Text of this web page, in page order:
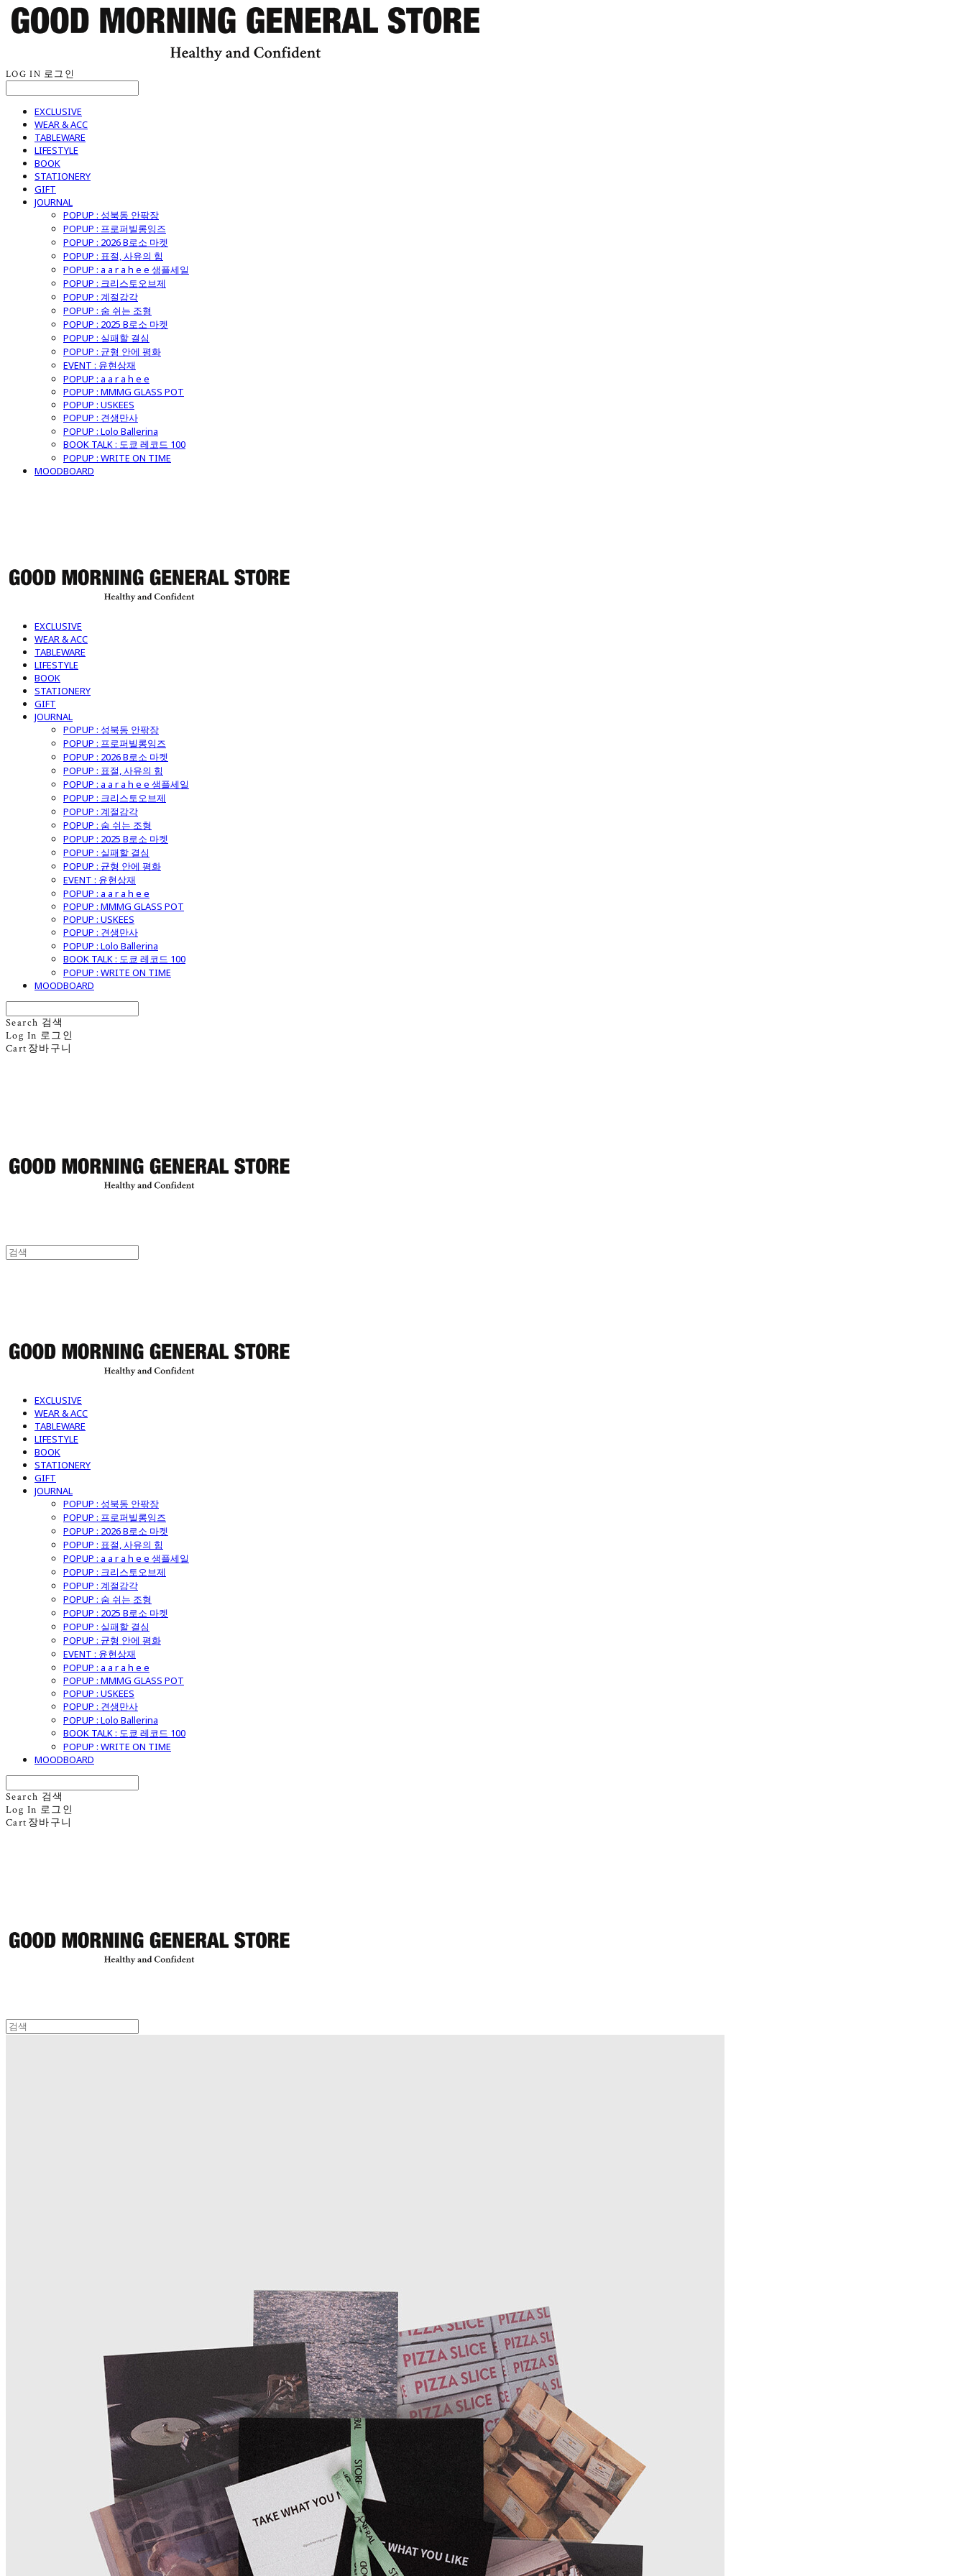
LOG IN 로그인
EXCLUSIVE
WEAR & ACC
TABLEWARE
LIFESTYLE
BOOK
STATIONERY
GIFT
JOURNAL
POPUP : 성북동 안팎장
POPUP : 프로퍼빌롱잉즈
POPUP : 2026 B로소 마켓
POPUP : 표절, 사유의 힘
POPUP : a a r a h e e 샘플세일
POPUP : 크리스토오브제
POPUP : 계절감각
POPUP : 숨 쉬는 조형
POPUP : 2025 B로소 마켓
POPUP : 실패할 결심
POPUP : 균형 안에 평화
EVENT : 윤현상재
POPUP : a a r a h e e
POPUP : MMMG GLASS POT
POPUP : USKEES
POPUP : 견생만사
POPUP : Lolo Ballerina
BOOK TALK : 도쿄 레코드 100
POPUP : WRITE ON TIME
MOODBOARD
EXCLUSIVE
WEAR & ACC
TABLEWARE
LIFESTYLE
BOOK
STATIONERY
GIFT
JOURNAL
POPUP : 성북동 안팎장
POPUP : 프로퍼빌롱잉즈
POPUP : 2026 B로소 마켓
POPUP : 표절, 사유의 힘
POPUP : a a r a h e e 샘플세일
POPUP : 크리스토오브제
POPUP : 계절감각
POPUP : 숨 쉬는 조형
POPUP : 2025 B로소 마켓
POPUP : 실패할 결심
POPUP : 균형 안에 평화
EVENT : 윤현상재
POPUP : a a r a h e e
POPUP : MMMG GLASS POT
POPUP : USKEES
POPUP : 견생만사
POPUP : Lolo Ballerina
BOOK TALK : 도쿄 레코드 100
POPUP : WRITE ON TIME
MOODBOARD
Search 검색
Log In 로그인
Cart 장바구니
EXCLUSIVE
WEAR & ACC
TABLEWARE
LIFESTYLE
BOOK
STATIONERY
GIFT
JOURNAL
POPUP : 성북동 안팎장
POPUP : 프로퍼빌롱잉즈
POPUP : 2026 B로소 마켓
POPUP : 표절, 사유의 힘
POPUP : a a r a h e e 샘플세일
POPUP : 크리스토오브제
POPUP : 계절감각
POPUP : 숨 쉬는 조형
POPUP : 2025 B로소 마켓
POPUP : 실패할 결심
POPUP : 균형 안에 평화
EVENT : 윤현상재
POPUP : a a r a h e e
POPUP : MMMG GLASS POT
POPUP : USKEES
POPUP : 견생만사
POPUP : Lolo Ballerina
BOOK TALK : 도쿄 레코드 100
POPUP : WRITE ON TIME
MOODBOARD
Search 검색
Log In 로그인
Cart 장바구니